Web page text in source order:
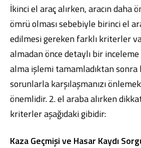
İkinci el araç alırken, aracın daha
ömrü olması sebebiyle birinci el
edilmesi gereken farklı kriterler
almadan önce detaylı bir
alma işlemi tamamladıktan
sorunlarla karşılaşmanızı önlemek
önemlidir. 2. el araba alırken
kriterler aşağıdaki gibidir:
Kaza Geçmişi ve Hasar Kaydı